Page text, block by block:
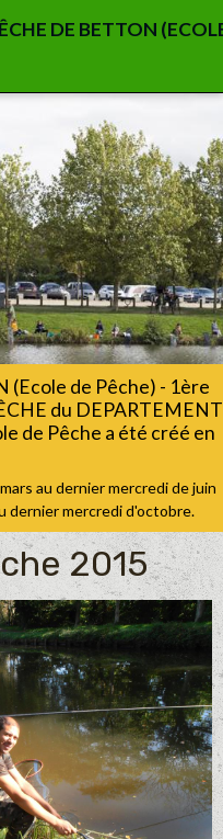
DE BETTON
(Ecole de Pêche) - 1ère
du DEPARTEMENT
de Pêche a été créé en
au dernier mercredi de juin
dernier mercredi d'octobre.
2015